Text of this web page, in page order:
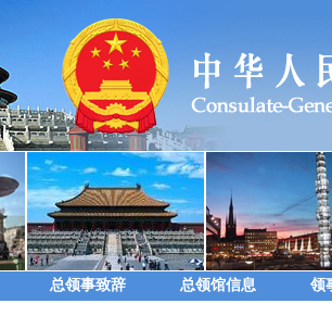
总领事致辞 总领馆信息 领